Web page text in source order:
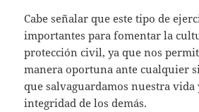
Cabe señalar que este tipo de
importantes para fomentar la
protección civil, ya que nos
manera oportuna ante cualquier
que salvaguardamos nuestra vida
integridad de los demás.